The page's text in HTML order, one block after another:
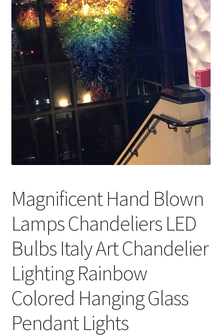
Дом и сад
меню
Одежда
меню
Публикации
Magnificent Hand Blown
Lamps Chandeliers LED
Bulbs Italy Art Chandelier
Lighting Rainbow
Colored Hanging Glass
Pendant Lights